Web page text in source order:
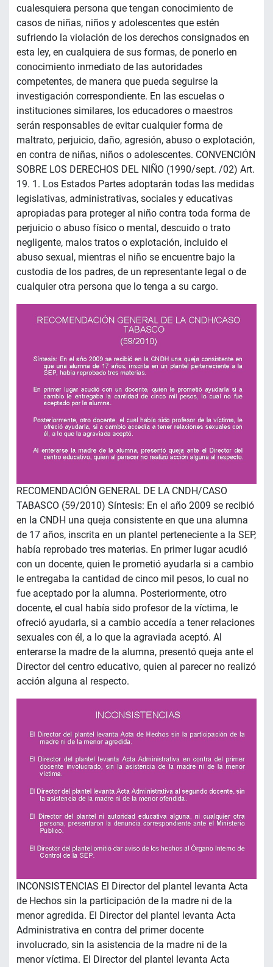
cualesquiera persona que tengan conocimiento de
casos de niñas, niños y adolescentes que estén
sufriendo la violación de los derechos consignados en
esta ley, en cualquiera de sus formas, de ponerlo en
conocimiento inmediato de las autoridades
competentes, de manera que pueda seguirse la
investigación correspondiente. En las escuelas o
instituciones similares, los educadores o maestros
serán responsables de evitar cualquier forma de
maltrato, perjuicio, daño, agresión, abuso o explotación,
en contra de niñas, niños o adolescentes. CONVENCIÓN
SOBRE LOS DERECHOS DEL NIÑO (1990/sept. /02) Art.
19. 1. Los Estados Partes adoptarán todas las medidas
legislativas, administrativas, sociales y educativas
apropiadas para proteger al niño contra toda forma de
perjuicio o abuso físico o mental, descuido o trato
negligente, malos tratos o explotación, incluido el
abuso sexual, mientras el niño se encuentre bajo la
custodia de los padres, de un representante legal o de
cualquier otra persona que lo tenga a su cargo.
RECOMENDACIÓN GENERAL DE LA CNDH/CASO
TABASCO (59/2010) Síntesis: En el año 2009 se recibió
en la CNDH una queja consistente en que una alumna
de 17 años, inscrita en un plantel perteneciente a la SEP,
había reprobado tres materias. En primer lugar acudió
con un docente, quien le prometió ayudarla si a cambio
le entregaba la cantidad de cinco mil pesos, lo cual no
fue aceptado por la alumna. Posteriormente, otro
docente, el cual había sido profesor de la víctima, le
ofreció ayudarla, si a cambio accedía a tener relaciones
sexuales con él, a lo que la agraviada aceptó. Al
enterarse la madre de la alumna, presentó queja ante el
Director del centro educativo, quien al parecer no realizó
acción alguna al respecto.
INCONSISTENCIAS El Director del plantel levanta Acta
de Hechos sin la participación de la madre ni de la
menor agredida. El Director del plantel levanta Acta
Administrativa en contra del primer docente
involucrado, sin la asistencia de la madre ni de la
menor víctima. El Director del plantel levanta Acta